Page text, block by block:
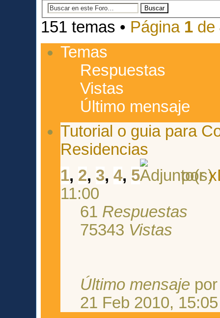
151 temas • Página 1 de
Temas
Respuestas
Vistas
Último mensaje
Tutorial o guia para
Residencias
1, 2, 3,4, 5 por
11:00
61 Respuestas
75343 Vistas
Último mensaje
21 Feb 2010, 15:05